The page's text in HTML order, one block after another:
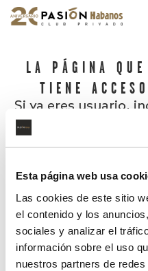
Esta página web usa
Las cookies de este sitio
el contenido y los
sociales y analizar el
información sobre el uso
nuestros partners de
LA PÁGINA
TIENE
Si ya eres usuario,
¿Has olvidado tu contraseña?